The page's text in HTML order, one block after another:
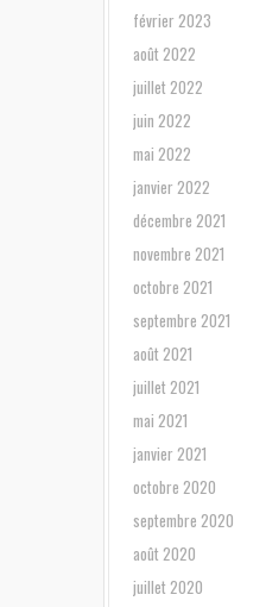
février 2023
août 2022
juillet 2022
juin 2022
mai 2022
janvier 2022
décembre 2021
novembre 2021
octobre 2021
septembre 2021
août 2021
juillet 2021
mai 2021
janvier 2021
octobre 2020
septembre 2020
août 2020
juillet 2020